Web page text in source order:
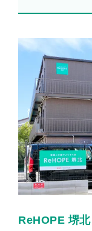
ReHOPE 堺北